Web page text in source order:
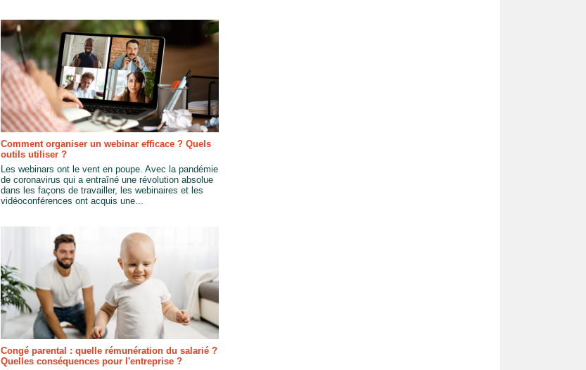
Comment organiser un webinar efficace ? Quels
outils utiliser ?
Les webinars ont le vent en poupe. Avec la pandémie
de coronavirus qui a entraîné une révolution absolue
dans les façons de travailler, les webinaires et les
vidéoconférences ont acquis une...
Congé parental : quelle rémunération du salarié ?
Quelles conséquences pour l'entreprise ?